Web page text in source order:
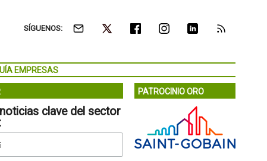
SÍGUENOS:
EMPRESAS
clave del sector
PATROCINIO ORO